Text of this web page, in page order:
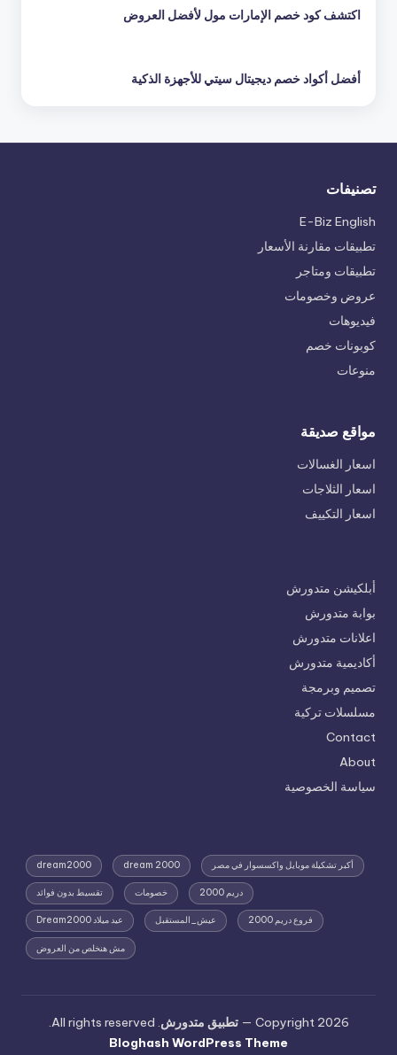
اكتشف كود خصم الإمارات مول لأفضل العروض
أفضل أكواد خصم ديجيتال سيتي للأجهزة الذكية
تصنيفات
E-Biz English
تطبيقات مقارنة الأسعار
تطبيقات ومتاجر
عروض وخصومات
فيديوهات
كوبونات خصم
منوعات
مواقع صديقة
اسعار الغسالات
اسعار الثلاجات
اسعار التكييف
أبلكيشن متدورش
بوابة متدورش
اعلانات متدورش
أكاديمية متدورش
تصميم وبرمجة
مسلسلات تركية
Contact
About
سياسة الخصوصية
dream2000 dream 2000 أكبر تشكيلة موبايل واكسسوار في مصر
تقسيط بدون فوائد خصومات دريم 2000
عيد ميلاد Dream2000 عيش_المستقبل فروع دريم 2000
مش هنخلص من العروض
Copyright 2026 — تطبيق متدورش. All rights reserved.
Bloghash WordPress Theme